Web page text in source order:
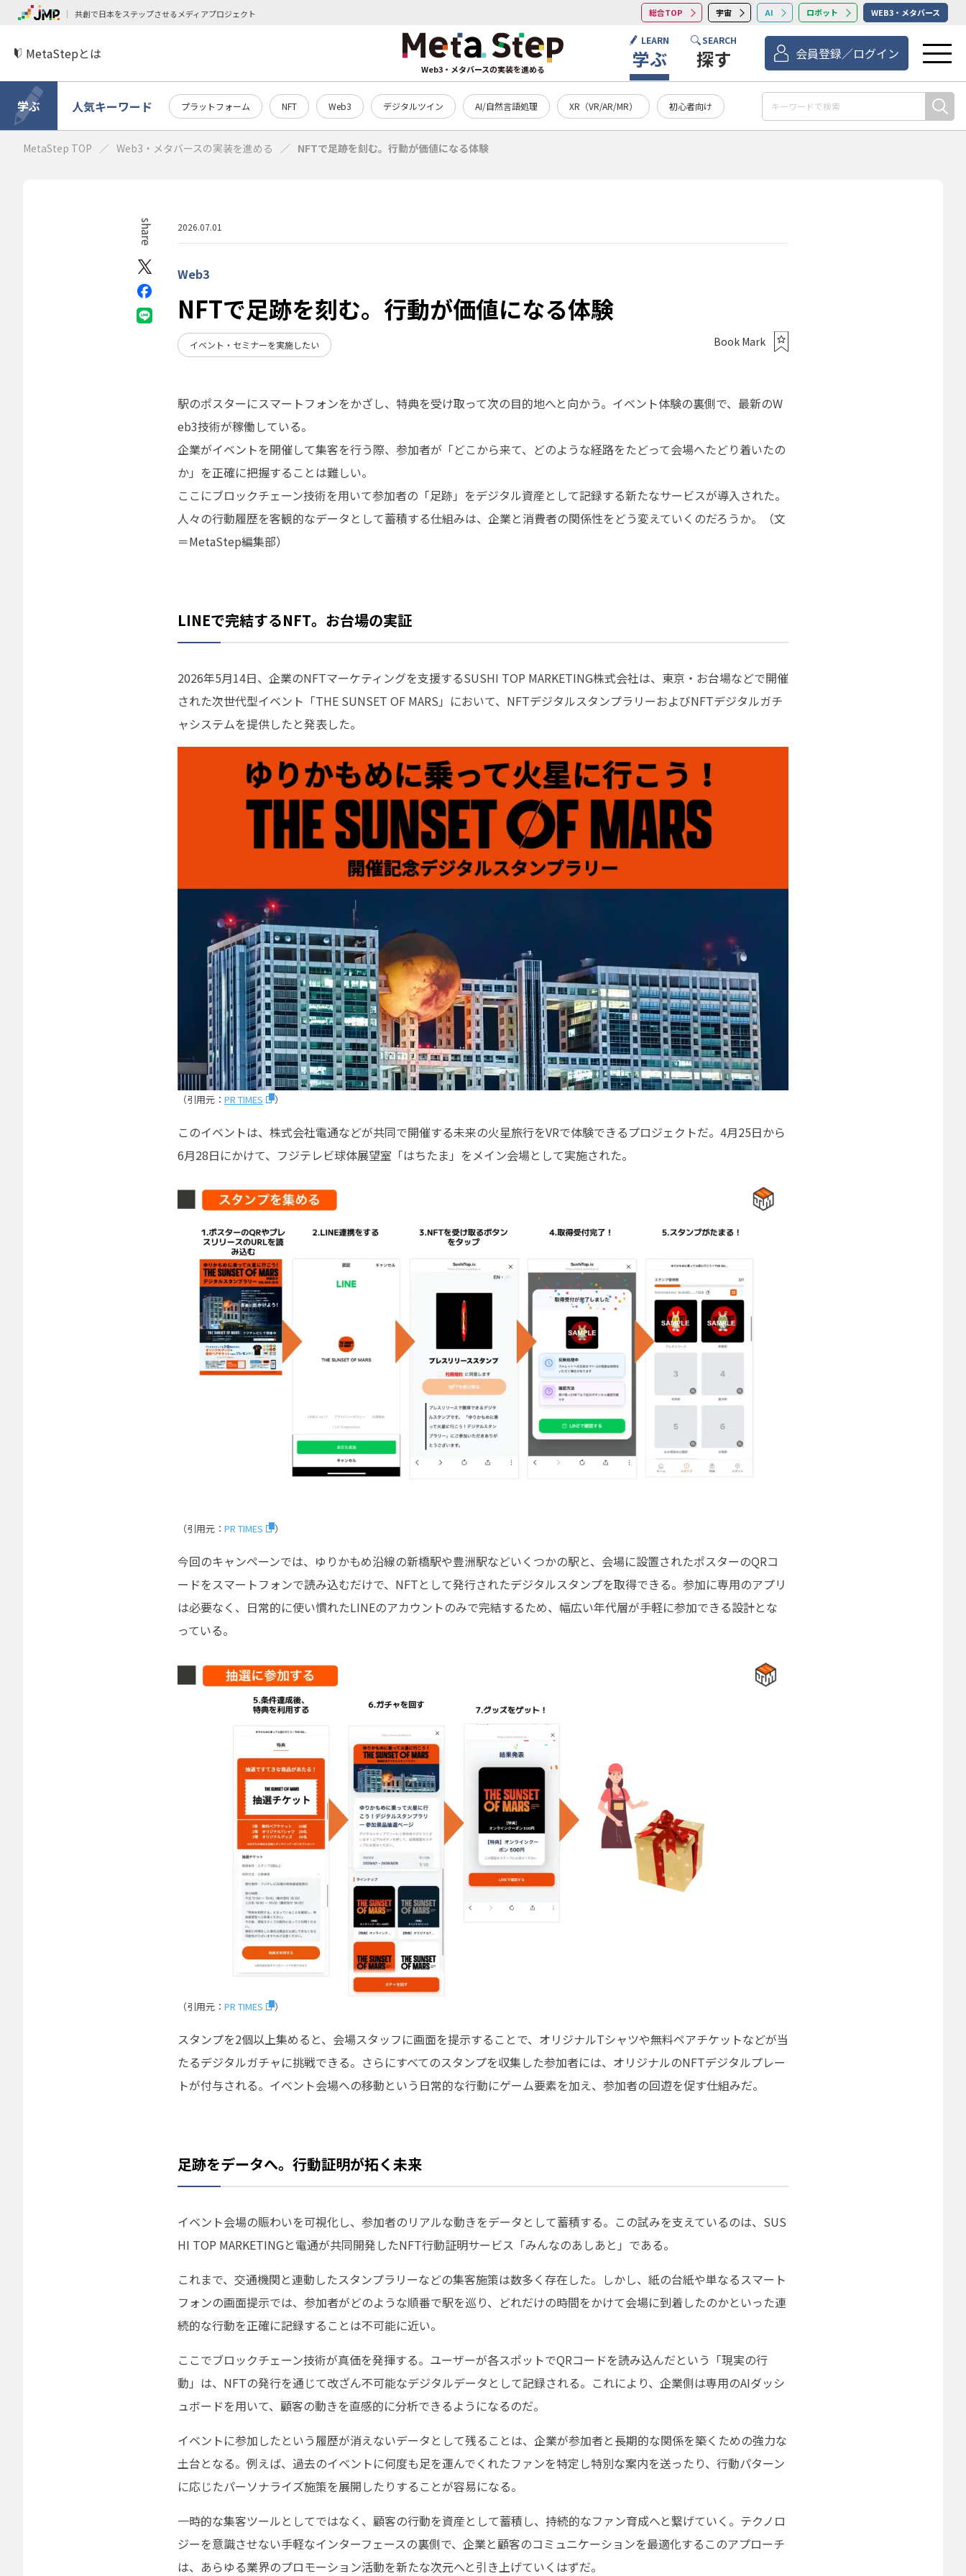
共創で日本をステップさせるメディアプロジェクト 総合TOP 宇宙 AI ロボット WEB3・メタバース
Web3・メタバースの実装を進める
MetaStepとは
LEARN
学ぶ
SEARCH
探す 会員登録／ログイン
学ぶ 人気キーワード プラットフォーム NFT Web3 デジタルツイン AI/自然言語処理 XR（VR/AR/MR） 初心者向け
MetaStep TOP Web3・メタバースの実装を進める NFTで足跡を刻む。行動が価値になる体験
2026.07.01
Web3
NFTで足跡を刻む。行動が価値になる体験
イベント・セミナーを実施したい Book Mark
駅のポスターにスマートフォンをかざし、特典を受け取って次の目的地へと向かう。イベント体験の裏側で、最新のW
eb3技術が稼働している。
企業がイベントを開催して集客を行う際、参加者が「どこから来て、どのような経路をたどって会場へたどり着いたの
か」を正確に把握することは難しい。
ここにブロックチェーン技術を用いて参加者の「足跡」をデジタル資産として記録する新たなサービスが導入された。
人々の行動履歴を客観的なデータとして蓄積する仕組みは、企業と消費者の関係性をどう変えていくのだろうか。（文
＝MetaStep編集部）
LINEで完結するNFT。お台場の実証
2026年5月14日、企業のNFTマーケティングを支援するSUSHI TOP MARKETING株式会社は、東京・お台場などで開催
された次世代型イベント「THE SUNSET OF MARS」において、NFTデジタルスタンプラリーおよびNFTデジタルガチ
ャシステムを提供したと発表した。
（引用元： PR TIMES ）
このイベントは、株式会社電通などが共同で開催する未来の火星旅行をVRで体験できるプロジェクトだ。4月25日から
6月28日にかけて、フジテレビ球体展望室「はちたま」をメイン会場として実施された。
（引用元： PR TIMES ）
今回のキャンペーンでは、ゆりかもめ沿線の新橋駅や豊洲駅などいくつかの駅と、会場に設置されたポスターのQRコ
ードをスマートフォンで読み込むだけで、NFTとして発行されたデジタルスタンプを取得できる。参加に専用のアプリ
は必要なく、日常的に使い慣れたLINEのアカウントのみで完結するため、幅広い年代層が手軽に参加できる設計とな
っている。
（引用元： PR TIMES ）
スタンプを2個以上集めると、会場スタッフに画面を提示することで、オリジナルTシャツや無料ペアチケットなどが当
たるデジタルガチャに挑戦できる。さらにすべてのスタンプを収集した参加者には、オリジナルのNFTデジタルプレー
トが付与される。イベント会場への移動という日常的な行動にゲーム要素を加え、参加者の回遊を促す仕組みだ。
足跡をデータへ。行動証明が拓く未来
イベント会場の賑わいを可視化し、参加者のリアルな動きをデータとして蓄積する。この試みを支えているのは、SUS
HI TOP MARKETINGと電通が共同開発したNFT行動証明サービス「みんなのあしあと」である。
これまで、交通機関と連動したスタンプラリーなどの集客施策は数多く存在した。しかし、紙の台紙や単なるスマート
フォンの画面提示では、参加者がどのような順番で駅を巡り、どれだけの時間をかけて会場に到着したのかといった連
続的な行動を正確に記録することは不可能に近い。
ここでブロックチェーン技術が真価を発揮する。ユーザーが各スポットでQRコードを読み込んだという「現実の行
動」は、NFTの発行を通じて改ざん不可能なデジタルデータとして記録される。これにより、企業側は専用のAIダッシ
ュボードを用いて、顧客の動きを直感的に分析できるようになるのだ。
イベントに参加したという履歴が消えないデータとして残ることは、企業が参加者と長期的な関係を築くための強力な
土台となる。例えば、過去のイベントに何度も足を運んでくれたファンを特定し特別な案内を送ったり、行動パターン
に応じたパーソナライズ施策を展開したりすることが容易になる。
一時的な集客ツールとしてではなく、顧客の行動を資産として蓄積し、持続的なファン育成へと繋げていく。テクノロ
ジーを意識させない手軽なインターフェースの裏側で、企業と顧客のコミュニケーションを最適化するこのアプローチ
は、あらゆる業界のプロモーション活動を新たな次元へと引き上げていくはずだ。
share